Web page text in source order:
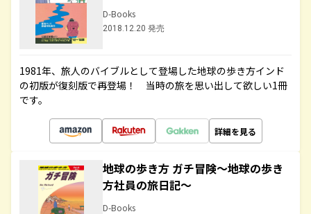
D-Books
2018.12.20 発売
1981年、旅人のバイブルとして登場した地球の歩き方インド
の初版が復刻版で再登場！ 当時の旅を思い出して欲しい1冊
です。
詳細を見る
地球の歩き方 ガチ冒険～地球の歩き
方社員の旅日記～
D-Books